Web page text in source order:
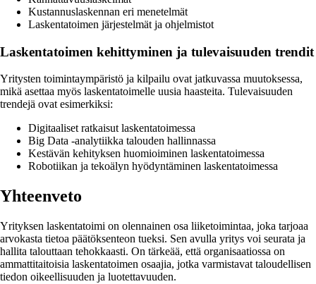
Kustannuslaskennan eri menetelmät
Laskentatoimen järjestelmät ja ohjelmistot
Laskentatoimen kehittyminen ja tulevaisuuden trendit
Yritysten toimintaympäristö ja kilpailu ovat jatkuvassa muutoksessa,
mikä asettaa myös laskentatoimelle uusia haasteita. Tulevaisuuden
trendejä ovat esimerkiksi:
Digitaaliset ratkaisut laskentatoimessa
Big Data -analytiikka talouden hallinnassa
Kestävän kehityksen huomioiminen laskentatoimessa
Robotiikan ja tekoälyn hyödyntäminen laskentatoimessa
Yhteenveto
Yrityksen laskentatoimi on olennainen osa liiketoimintaa, joka tarjoaa
arvokasta tietoa päätöksenteon tueksi. Sen avulla yritys voi seurata ja
hallita talouttaan tehokkaasti. On tärkeää, että organisaatiossa on
ammattitaitoisia laskentatoimen osaajia, jotka varmistavat taloudellisen
tiedon oikeellisuuden ja luotettavuuden.